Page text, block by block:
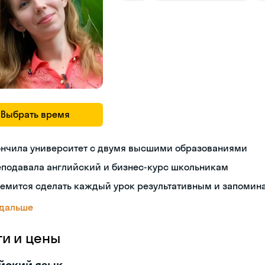
Выбрать время
университет с двумя высшими образованиями
английский и бизнес-курс школьникам
сделать каждый урок результативным и
и цены